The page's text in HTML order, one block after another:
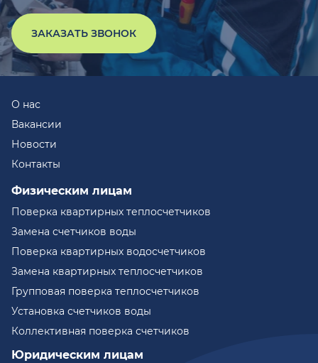
ЗАКАЗАТЬ ЗВОНОК
О нас
Вакансии
Новости
Контакты
Физическим лицам
Поверка квартирных теплосчетчиков
Замена счетчиков воды
Поверка квартирных водосчетчиков
Замена квартирных теплосчетчиков
Групповая поверка теплосчетчиков
Установка счетчиков воды
Коллективная поверка счетчиков
Юридическим лицам